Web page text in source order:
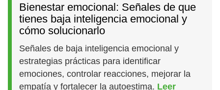
Bienestar emocional: Señales de que
tienes baja inteligencia emocional y
cómo solucionarlo
Señales de baja inteligencia emocional y
estrategias prácticas para identificar
emociones, controlar reacciones, mejorar la
empatía y fortalecer la autoestima. Leer